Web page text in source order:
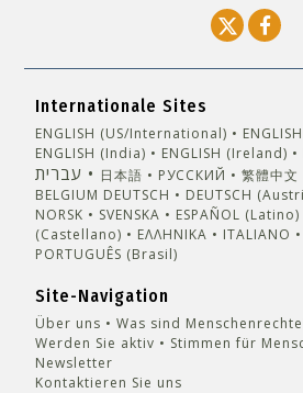
Internationale Sites
ENGLISH (US/International)
ENGLISH (India)
ENGLISH (Ireland)
עברית 日本語 РУССКИЙ 繁體中文
BELGIUM DEUTSCH DEUTSCH
NORSK
SVENSKA ESPAÑOL (Latino)
(Castellano)
ΕΛΛΗΝΙΚA ITALIANO
PORTUGUÊS (Brasil)‎
Site-Navigation
Über uns Was sind
Werden Sie aktiv
Stimmen für
Newsletter
Kontaktieren Sie uns